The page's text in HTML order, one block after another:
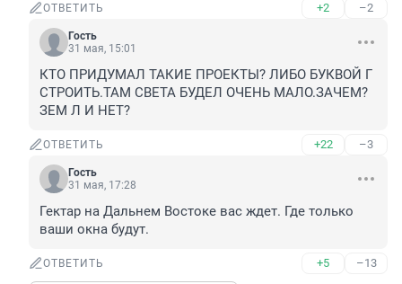
ОТВЕТИТЬ +2 –2
Гость
31 мая, 15:01
КТО ПРИДУМАЛ ТАКИЕ ПРОЕКТЫ? ЛИБО БУКВОЙ Г
СТРОИТЬ.ТАМ СВЕТА БУДЕЛ ОЧЕНЬ МАЛО.ЗАЧЕМ?
ЗЕМ Л И НЕТ?
ОТВЕТИТЬ +22 –3
Гость
31 мая, 17:28
Гектар на Дальнем Востоке вас ждет. Где только
ваши окна будут.
ОТВЕТИТЬ +5 –13